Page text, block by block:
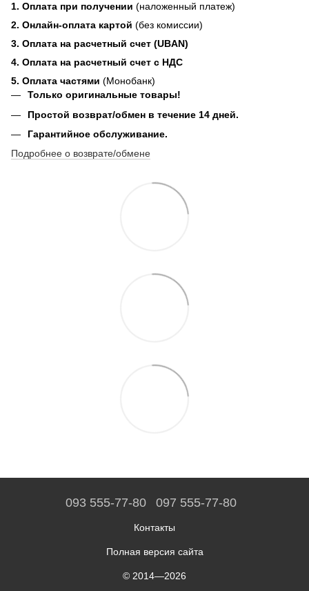
1. Оплата при получении (наложенный платеж)
2. Онлайн-оплата картой (без комиссии)
3. Оплата на расчетный счет (UBAN)
4. Оплата на расчетный счет с НДС
5. Оплата частями (Монобанк)
Только оригинальные товары!
Простой возврат/обмен в течение 14 дней.
Гарантийное обслуживание.
Подробнее о возврате/обмене
093 555-77-80 097 555-77-80
Контакты
Полная версия сайта
© 2014—2026